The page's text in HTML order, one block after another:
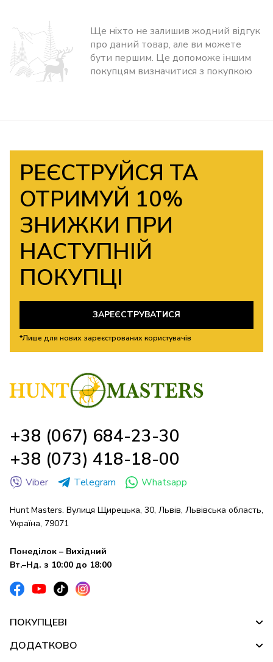
Ще ніхто не залишив жодний відгук
про даний товар, але ви можете
бути першим. Це допоможе іншим
покупцям визначитися з покупкою
РЕЄСТРУЙСЯ ТА
ОТРИМУЙ 10%
ЗНИЖКИ ПРИ
НАСТУПНІЙ
ПОКУПЦІ
ЗАРЕЄСТРУВАТИСЯ
*Лише для нових зареєстрованих користувачів
+38 (067) 684-23-30
+38 (073) 418-18-00
Viber Telegram Whatsapp
Hunt Masters. Вулиця Щирецька, 30, Львів, Львівська область,
Україна, 79071
Понеділок – Вихідний
Вт.–Нд. з 10:00 до 18:00
ПОКУПЦЕВІ
ДОДАТКОВО